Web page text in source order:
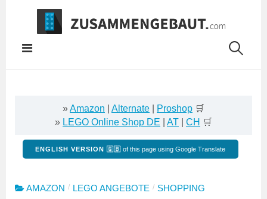
Springe
Inhalt
»Amazon Alternate Proshop 🛒
» LEGO Online Shop DE AT CH 🛒
ENGLISH VERSION 🇬🇧 of this page using Google Translate
AMAZON / LEGO ANGEBOTE / SHOPPING